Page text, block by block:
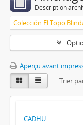
Description
Colección El Topo
Aperçu avant
Trier
CADHU